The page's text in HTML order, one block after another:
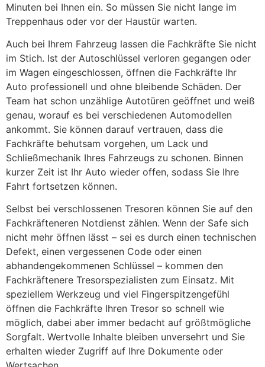
Minuten bei Ihnen ein. So müssen Sie nicht lange im
Treppenhaus oder vor der Haustür warten.
Auch bei Ihrem Fahrzeug lassen die Fachkräfte Sie nicht
im Stich. Ist der Autoschlüssel verloren gegangen oder
im Wagen eingeschlossen, öffnen die Fachkräfte Ihr
Auto professionell und ohne bleibende Schäden. Der
Team hat schon unzählige Autotüren geöffnet und weiß
genau, worauf es bei verschiedenen Automodellen
ankommt. Sie können darauf vertrauen, dass die
Fachkräfte behutsam vorgehen, um Lack und
Schließmechanik Ihres Fahrzeugs zu schonen. Binnen
kurzer Zeit ist Ihr Auto wieder offen, sodass Sie Ihre
Fahrt fortsetzen können.
Selbst bei verschlossenen Tresoren können Sie auf den
Fachkräfteneren Notdienst zählen. Wenn der Safe sich
nicht mehr öffnen lässt – sei es durch einen technischen
Defekt, einen vergessenen Code oder einen
abhandengekommenen Schlüssel – kommen den
Fachkräftenere Tresorspezialisten zum Einsatz. Mit
speziellem Werkzeug und viel Fingerspitzengefühl
öffnen die Fachkräfte Ihren Tresor so schnell wie
möglich, dabei aber immer bedacht auf größtmögliche
Sorgfalt. Wertvolle Inhalte bleiben unversehrt und Sie
erhalten wieder Zugriff auf Ihre Dokumente oder